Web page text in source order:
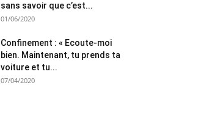
sans savoir que c’est...
01/06/2020
Confinement : « Ecoute-moi
bien. Maintenant, tu prends ta
voiture et tu...
07/04/2020